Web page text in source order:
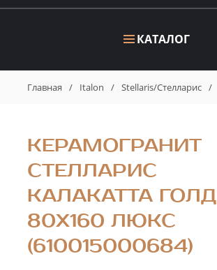
КАТАЛОГ
Главная / Italon / Stellaris/Стелларис /
КЕРАМОГРАНИТ
СТЕЛЛАРИС
КАЛАКАТТА ГОЛД
80X160 ЛЮКС
(610015000684)